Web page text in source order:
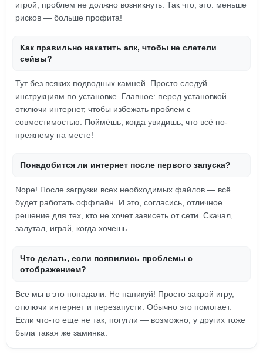
игрой, проблем не должно возникнуть. Так что, это: меньше
рисков — больше профита!
Как правильно накатить апк, чтобы не слетели
сейвы?
Тут без всяких подводных камней. Просто следуй
инструкциям по установке. Главное: перед установкой
отключи интернет, чтобы избежать проблем с
совместимостью. Поймёшь, когда увидишь, что всё по-
прежнему на месте!
Понадобится ли интернет после первого запуска?
Nope! После загрузки всех необходимых файлов — всё
будет работать оффлайн. И это, согласись, отличное
решение для тех, кто не хочет зависеть от сети. Скачал,
залутал, играй, когда хочешь.
Что делать, если появились проблемы с
отображением?
Все мы в это попадали. Не паникуй! Просто закрой игру,
отключи интернет и перезапусти. Обычно это помогает.
Если что-то еще не так, погугли — возможно, у других тоже
была такая же заминка.